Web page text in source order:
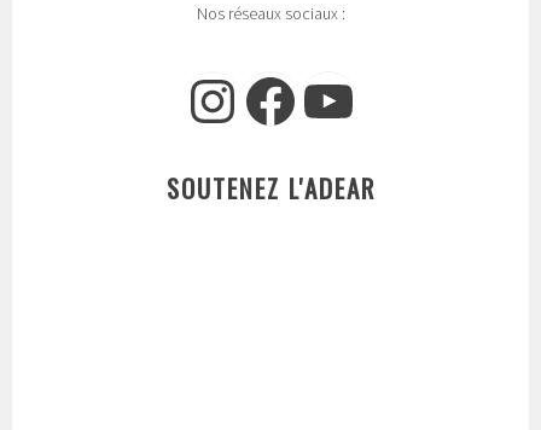
Nos réseaux sociaux :
Instagram
Facebook
YouTube
SOUTENEZ L'ADEAR